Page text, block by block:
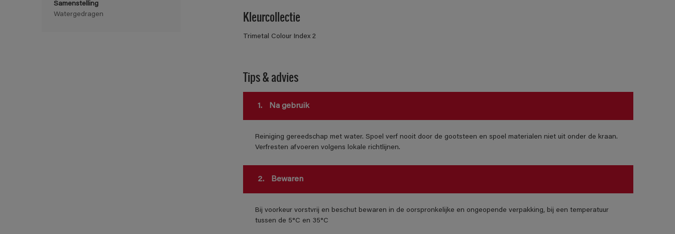
Samenstelling
Watergedragen
Kleurcollectie
Trimetal Colour Index 2
Tips & advies
1. Na gebruik
Reiniging gereedschap met water. Spoel verf nooit door de gootsteen en spoel materialen niet uit onder de kraan.
Verfresten afvoeren volgens lokale richtlijnen.
2. Bewaren
Bij voorkeur vorstvrij en beschut bewaren in de oorspronkelijke en ongeopende verpakking, bij een temperatuur
tussen de 5°C en 35°C